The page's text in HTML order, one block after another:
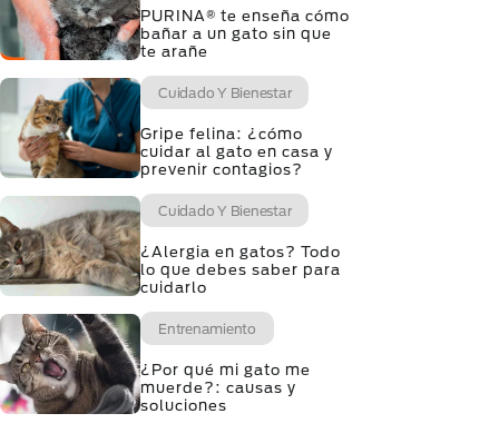
PURINA® te enseña cómo
bañar a un gato sin que
te arañe
Cuidado Y Bienestar
Gripe felina: ¿cómo
cuidar al gato en casa y
prevenir contagios?
Cuidado Y Bienestar
¿Alergia en gatos? Todo
lo que debes saber para
cuidarlo
Entrenamiento
¿Por qué mi gato me
muerde?: causas y
soluciones